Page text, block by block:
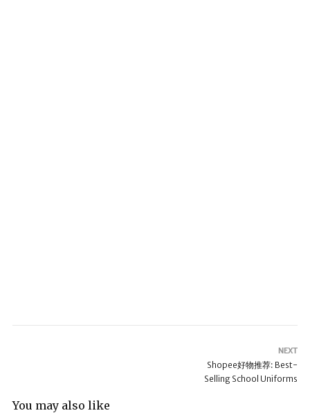
NEXT
Shopee好物推荐: Best-
Selling School Uniforms
You may also like